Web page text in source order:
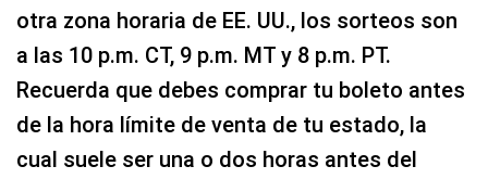
otra zona horaria de EE. UU., los sorteos son
a las 10 p.m. CT, 9 p.m. MT y 8 p.m. PT.
Recuerda que debes comprar tu boleto antes
de la hora límite de venta de tu estado, la
cual suele ser una o dos horas antes del